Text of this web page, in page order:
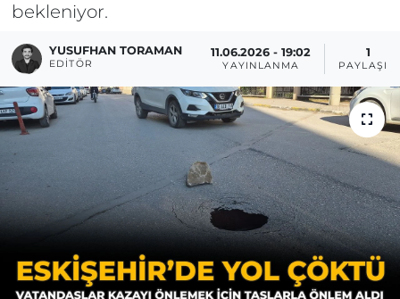
bekleniyor.
YUSUFHAN TORAMAN
EDITÖR
11.06.2026 - 19:02
YAYINLANMA
1
PAYLAŞIM